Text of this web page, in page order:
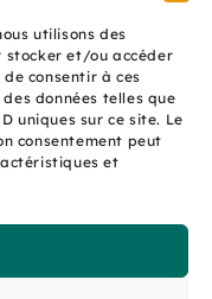
utilisons des
stocker et/ou accéder
consentir à ces
données telles que
uniques sur ce site. Le
consentement peut
et